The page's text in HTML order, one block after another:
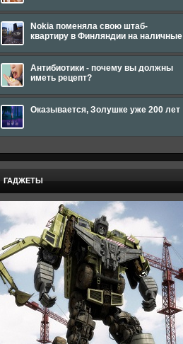
Nokia поменяла свою штаб-
квартиру в Финляндии на наличные
Антибиотики - почему вы должны
иметь рецепт?
Оказывается, Золушке уже 200 лет
ГАДЖЕТЫ